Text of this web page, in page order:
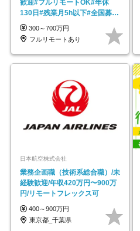
歓迎#フルリモートOK#年休
130日#残業月5h以下#全国募集
#最大1年の研修
300～700万円
フルリモートあり
日本航空株式会社
業務企画職（技術系総合職）/未
経験歓迎/年収420万円〜900万
円/リモートフレックス可
400～900万円
東京都_千葉県